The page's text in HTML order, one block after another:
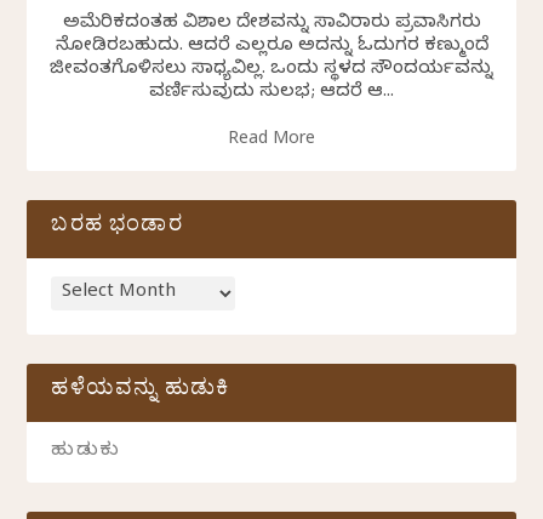
ಅಮೆರಿಕದಂತಹ ವಿಶಾಲ ದೇಶವನ್ನು ಸಾವಿರಾರು ಪ್ರವಾಸಿಗರು
ನೋಡಿರಬಹುದು. ಆದರೆ ಎಲ್ಲರೂ ಅದನ್ನು ಓದುಗರ ಕಣ್ಮುಂದೆ
ಜೀವಂತಗೊಳಿಸಲು ಸಾಧ್ಯವಿಲ್ಲ. ಒಂದು ಸ್ಥಳದ ಸೌಂದರ್ಯವನ್ನು
ವರ್ಣಿಸುವುದು ಸುಲಭ; ಆದರೆ ಆ...
Read More
ಬರಹ ಭಂಡಾರ
ಹಳೆಯವನ್ನು ಹುಡುಕಿ